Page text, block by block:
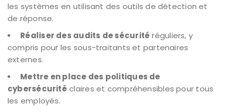
les systèmes en utilisant des outils de détection et
de réponse.
Réaliser des audits de sécurité réguliers, y
compris pour les sous-traitants et partenaires
externes.
Mettre en place des politiques de
cybersécurité claires et compréhensibles pour tous
les employés.